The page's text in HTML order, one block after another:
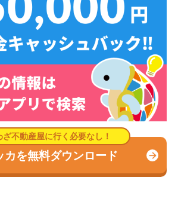
カを無料ダウンロード